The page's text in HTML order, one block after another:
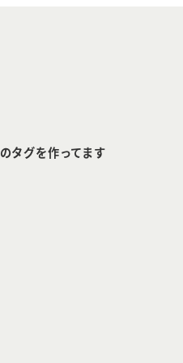
タグを作ってます